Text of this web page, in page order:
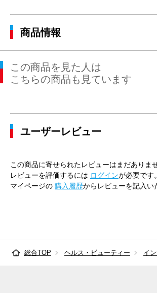
商品情報
この商品を見た人は
こちらの商品も見ています
ユーザーレビュー
この商品に寄せられたレビューはまだありませ
レビューを評価するには ログインが必要です。
マイページの 購入履歴からレビューを記入い
総合TOP ヘルス・ビューティー イ